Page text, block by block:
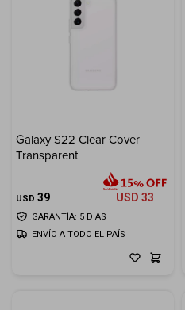
Galaxy S22 Clear Cover
Transparent
USD 39 USD 33
GARANTÍA: 5 DÍAS
ENVÍO A TODO EL PAÍS